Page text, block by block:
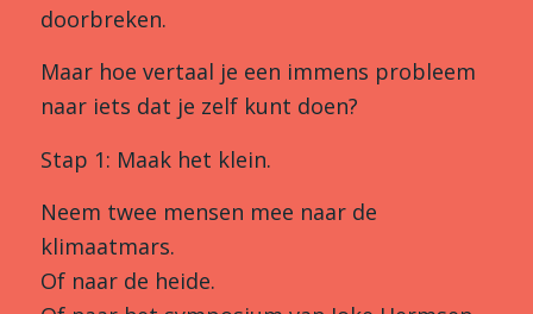
doorbreken.
Maar hoe vertaal je een immens probleem
naar iets dat je zelf kunt doen?
Stap 1: Maak het klein.
Neem twee mensen mee naar de
klimaatmars.
Of naar de heide.